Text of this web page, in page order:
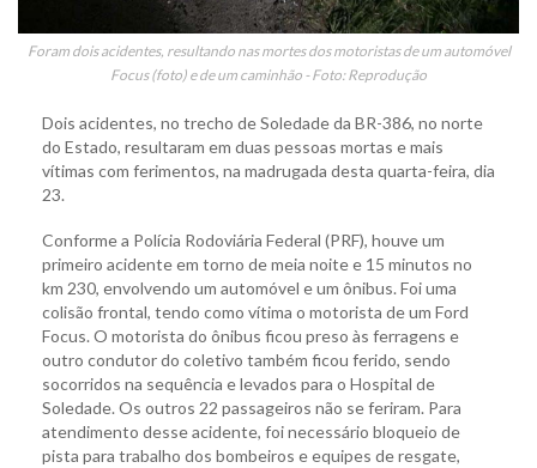
Foram dois acidentes, resultando nas mortes dos motoristas de um automóvel
Focus (foto) e de um caminhão - Foto: Reprodução
Dois acidentes, no trecho de Soledade da BR-386, no norte
do Estado, resultaram em duas pessoas mortas e mais
vítimas com ferimentos, na madrugada desta quarta-feira, dia
23.
Conforme a Polícia Rodoviária Federal (PRF), houve um
primeiro acidente em torno de meia noite e 15 minutos no
km 230, envolvendo um automóvel e um ônibus. Foi uma
colisão frontal, tendo como vítima o motorista de um Ford
Focus. O motorista do ônibus ficou preso às ferragens e
outro condutor do coletivo também ficou ferido, sendo
socorridos na sequência e levados para o Hospital de
Soledade. Os outros 22 passageiros não se feriram. Para
atendimento desse acidente, foi necessário bloqueio de
pista para trabalho dos bombeiros e equipes de resgate,